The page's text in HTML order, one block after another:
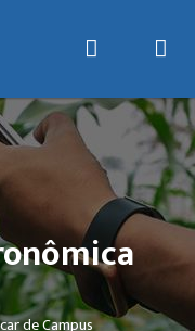
de Campus